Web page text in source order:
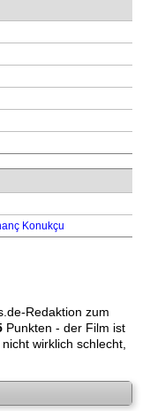
Konukçu
-Redaktion zum
Punkten - der Film ist
wirklich schlecht,